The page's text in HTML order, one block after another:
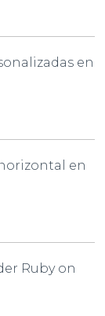
en
en
Ruby on